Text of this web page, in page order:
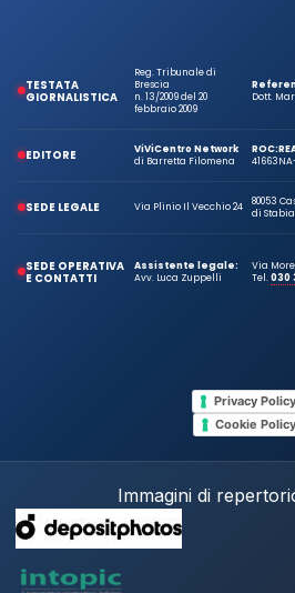
TESTATA
GIORNALISTICA
Reg. Tribunale di
Brescia
n. 13/2009 del 20
febbraio 2009
Dott.
EDITORE
ViViCentro Network
di Barretta Filomena
ROC:
41663
SEDE LEGALE Via Plinio Il Vecchio 24
80053
di Stabia
SEDE OPERATIVA
E CONTATTI
Assistente legale:
Avv. Luca Zuppelli
Via
Tel.030
Privacy Policy
Cookie Policy
Immagini di